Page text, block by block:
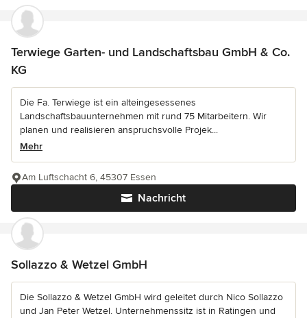
Terwiege Garten- und Landschaftsbau GmbH & Co.
KG
Die Fa. Terwiege ist ein alteingesessenes
Landschaftsbauunternehmen mit rund 75 Mitarbeitern. Wir
planen und realisieren anspruchsvolle Projek...
Mehr
Nachricht
Am Luftschacht 6, 45307 Essen
Sollazzo & Wetzel GmbH
Die Sollazzo & Wetzel GmbH wird geleitet durch Nico Sollazzo
und Jan Peter Wetzel. Unternehmenssitz ist in Ratingen und